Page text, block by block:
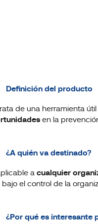
Definición del producto
de una herramienta
en la
¿A quién va destinado?
a cualquier
bajo el control de la
¿Por qué es interesante